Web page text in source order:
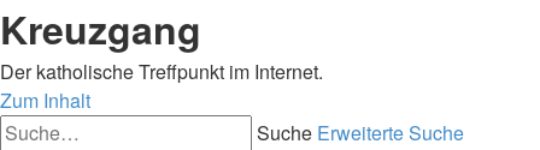
Kreuzgang
Der katholische Treffpunkt im Internet.
Zum Inhalt
Suche Erweiterte Suche